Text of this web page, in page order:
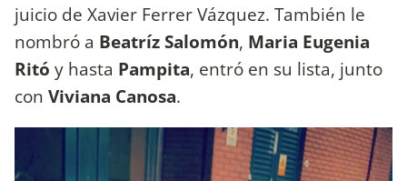
juicio de Xavier Ferrer Vázquez. También le
nombró a Beatríz Salomón, Maria Eugenia
Ritó y hasta Pampita, entró en su lista, junto
con Viviana Canosa.